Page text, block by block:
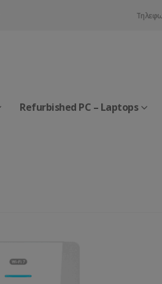
Refurbished PC – Laptops